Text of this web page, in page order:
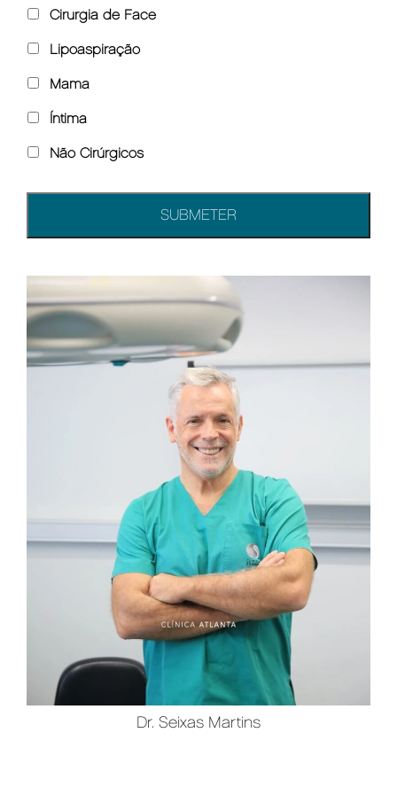
Cirurgia de Face
Lipoaspiração
Mama
Íntima
Não Cirúrgicos
Dr. Seixas Martins